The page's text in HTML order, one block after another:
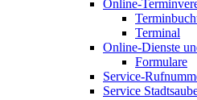
Online-
Terminal
Online-Dienste
Formulare
Service-
Service